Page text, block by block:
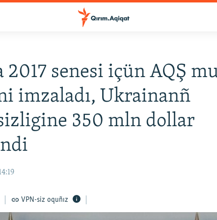
2017 senesi içün AQŞ
imzaladı, Ukrainanñ
350 mln dollar
VPN-siz oquñız